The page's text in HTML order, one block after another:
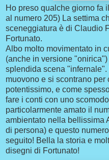
Ho preso qualche giorno fa
al numero 205) La settima
sceneggiatura è di Claudio
Fortunato.
Albo molto movimentato in
(anche in versione
splendida scena
muovono e si scontrano per
potentissimo, e come
fare i conti con uno
particolarmente amato il
ambientato nella bellissima
di persona) e questo
seguito! Bella la storia e
disegni di Fortunato!